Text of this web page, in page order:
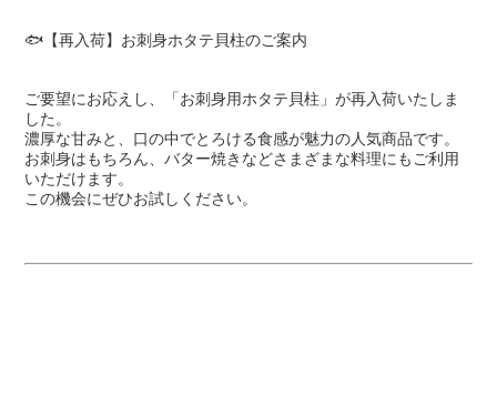
🐟【再入荷】お刺身ホタテ貝柱のご案内
ご要望にお応えし、「お刺身用ホタテ貝柱」が再入荷いたしま
した。
濃厚な甘みと、口の中でとろける食感が魅力の人気商品です。
お刺身はもちろん、バター焼きなどさまざまな料理にもご利用
いただけます。
この機会にぜひお試しください。